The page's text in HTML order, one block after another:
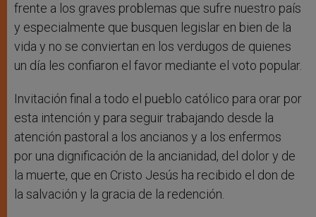
frente a los graves problemas que sufre nuestro país
y especialmente que busquen legislar en bien de la
vida y no se conviertan en los verdugos de quienes
un día les confiaron el favor mediante el voto popular.
Invitación final a todo el pueblo católico para orar por
esta intención y para seguir trabajando desde la
atención pastoral a los ancianos y a los enfermos
por una dignificación de la ancianidad, del dolor y de
la muerte, que en Cristo Jesús ha recibido el don de
la salvación y la gracia de la redención.